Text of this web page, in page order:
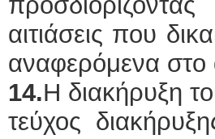
αιτιάσεις που
αναφερόμενα στο
14.Η διακήρυξη
τεύχος